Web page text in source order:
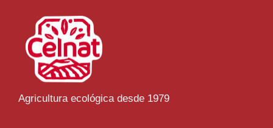
Agricultura ecológica desde 1979